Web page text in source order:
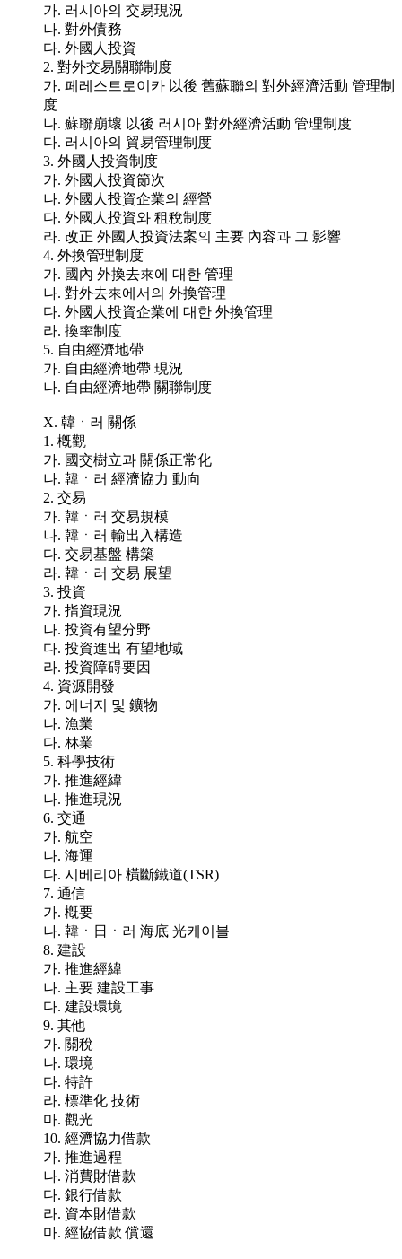
가. 러시아의 交易現況
나. 對外債務
다. 外國人投資
2. 對外交易關聯制度
가. 페레스트로이카 以後 舊蘇聯의 對外經濟活動 管理制
度
나. 蘇聯崩壞 以後 러시아 對外經濟活動 管理制度
다. 러시아의 貿易管理制度
3. 外國人投資制度
가. 外國人投資節次
나. 外國人投資企業의 經營
다. 外國人投資와 租稅制度
라. 改正 外國人投資法案의 主要 內容과 그 影響
4. 外換管理制度
가. 國內 外換去來에 대한 管理
나. 對外去來에서의 外換管理
다. 外國人投資企業에 대한 外換管理
라. 換率制度
5. 自由經濟地帶
가. 自由經濟地帶 現況
나. 自由經濟地帶 關聯制度
X. 韓ㆍ러 關係
1. 槪觀
가. 國交樹立과 關係正常化
나. 韓ㆍ러 經濟協力 動向
2. 交易
가. 韓ㆍ러 交易規模
나. 韓ㆍ러 輸出入構造
다. 交易基盤 構築
라. 韓ㆍ러 交易 展望
3. 投資
가. 指資現況
나. 投資有望分野
다. 投資進出 有望地域
라. 投資障碍要因
4. 資源開發
가. 에너지 및 鑛物
나. 漁業
다. 林業
5. 科學技術
가. 推進經緯
나. 推進現況
6. 交通
가. 航空
나. 海運
다. 시베리아 橫斷鐵道(TSR)
7. 通信
가. 槪要
나. 韓ㆍ日ㆍ러 海底 光케이블
8. 建設
가. 推進經緯
나. 主要 建設工事
다. 建設環境
9. 其他
가. 關稅
나. 環境
다. 特許
라. 標準化 技術
마. 觀光
10. 經濟協力借款
가. 推進過程
나. 消費財借款
다. 銀行借款
라. 資本財借款
마. 經協借款 償還